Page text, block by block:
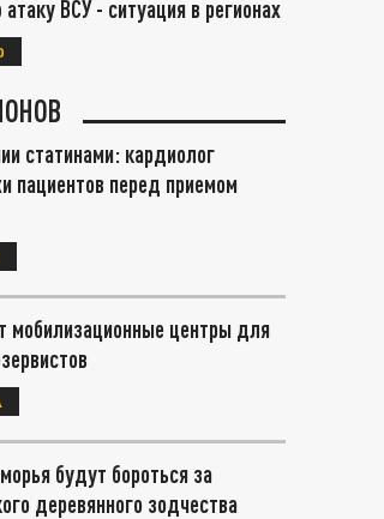
ВСУ - ситуация в регионах
статинами: кардиолог
пациентов перед приемом
мобилизационные центры для
будут бороться за
деревянного зодчества